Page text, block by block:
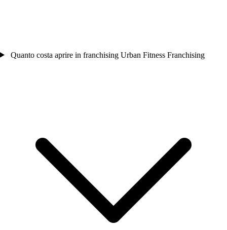
Quanto costa aprire in franchising Urban Fitness Franchising